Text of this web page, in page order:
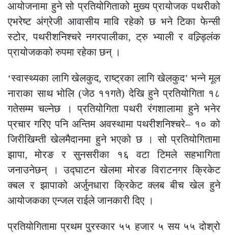
आयोजनामा हुने सो प्रतियोगिताको मुख्य प्रायोजक पथरीको
एभरेष्ट अंग्रेजी आवासीय मावि रहेको छ भने टिका फेन्सी
स्टोर, पथरीशनिश्चरे नगरपालीका, ट्रु भ्याली र वल्र्ड्लिंक
प्रायोजकको रुपमा रहेका छन् ।
‘स्वास्थ्यका लागि खेलकुद, राष्ट्रका लागि खेलकुद’ भन्ने मूल
नाराका साथ भोलि (जेठ ११गते) देखि हुने प्रतियोगिता १८
गतेसम्म चल्नेछ । प्रतियोगिता पथरी रंगशालामा हुने भनेर
प्रचार गरिए पनि अन्तिम अवस्थामा पथरीशनिश्चरे– १० को
जिरीखिम्ती खेलमैदानमा हुने भएको छ । सो प्रतियोगितामा
झापा, मोरङ र सुनसरीका १६ वटा टिमले सहभागिता
जनाउनेछन् । उद्घाटन खेलमा मोरङ विराटनगर क्रिकेट
क्बल र झापाको अर्जुनधारा क्रिकेट क्लब बीच खेल हुने
आयोजकका एन्जल राईले जानकारी दिए ।
प्रतियोगितामा प्रथम पुरस्कार ५५ हजार ५ सय ५५ दोश्रो